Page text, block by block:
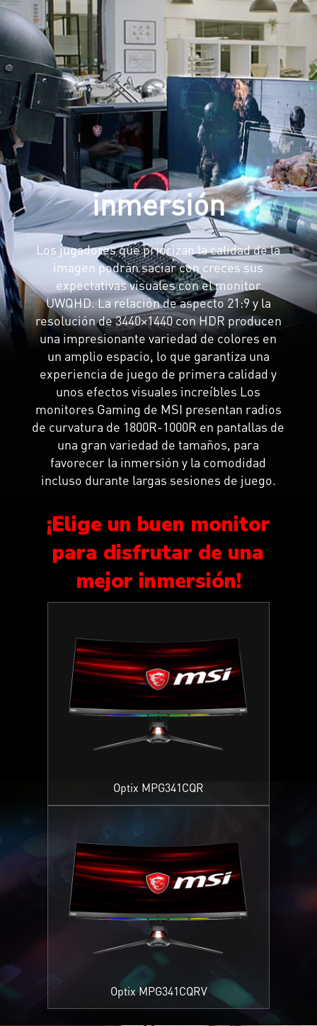
inmersión
Los jugadores que priorizan la calidad de la
imagen podrán saciar con creces sus
expectativas visuales con el monitor
UWQHD. La relación de aspecto 21:9 y la
resolución de 3440×1440 con HDR producen
una impresionante variedad de colores en
un amplio espacio, lo que garantiza una
experiencia de juego de primera calidad y
unos efectos visuales increíbles Los
monitores Gaming de MSI presentan radios
de curvatura de 1800R-1000R en pantallas de
una gran variedad de tamaños, para
favorecer la inmersión y la comodidad
incluso durante largas sesiones de juego.
¡Elige un buen monitor
para disfrutar de una
mejor inmersión!
Optix MPG341CQR
Optix MPG341CQRV